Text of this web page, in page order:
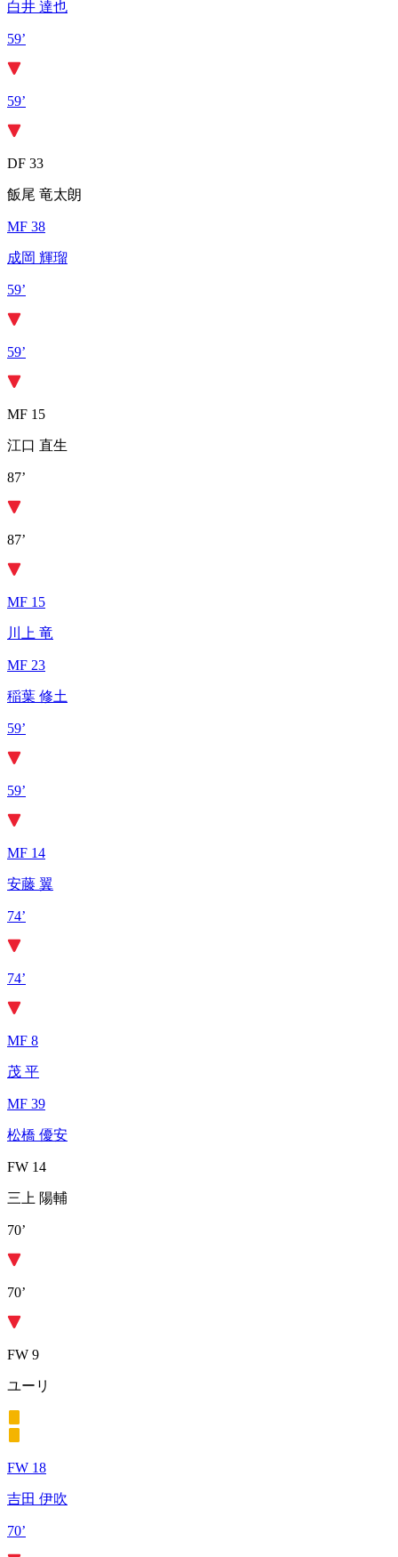
白井 達也
59’
59’
DF 33
飯尾 竜太朗
MF 38
成岡 輝瑠
59’
59’
MF 15
江口 直生
87’
87’
MF 15
川上 竜
MF 23
稲葉 修土
59’
59’
MF 14
安藤 翼
74’
74’
MF 8
茂 平
MF 39
松橋 優安
FW 14
三上 陽輔
70’
70’
FW 9
ユーリ
FW 18
吉田 伊吹
70’